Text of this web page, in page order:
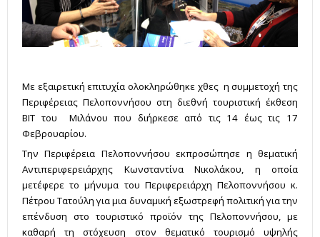
Με εξαιρετική επιτυχία ολοκληρώθηκε χθες η συμμετοχή της
Περιφέρειας Πελοποννήσου στη διεθνή τουριστική έκθεση
BIT του Μιλάνου που διήρκεσε από τις 14 έως τις 17
Φεβρουαρίου.
Την Περιφέρεια Πελοποννήσου εκπροσώπησε η θεματική
Αντιπεριφερειάρχης Κωνσταντίνα Νικολάκου, η οποία
μετέφερε το μήνυμα του Περιφερειάρχη Πελοποννήσου κ.
Πέτρου Τατούλη για μια δυναμική εξωστρεφή πολιτική για την
επένδυση στο τουριστικό προϊόν της Πελοποννήσου, με
καθαρή τη στόχευση στον θεματικό τουρισμό υψηλής